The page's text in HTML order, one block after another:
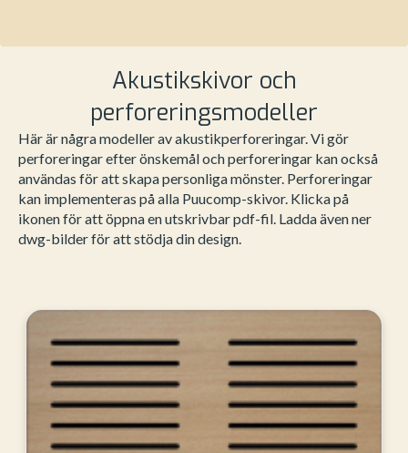
Akustikskivor och
perforeringsmodeller
Här är några modeller av akustikperforeringar. Vi gör
perforeringar efter önskemål och perforeringar kan också
användas för att skapa personliga mönster. Perforeringar
kan implementeras på alla Puucomp-skivor. Klicka på
ikonen för att öppna en utskrivbar pdf-fil. Ladda även ner
dwg-bilder för att stödja din design.